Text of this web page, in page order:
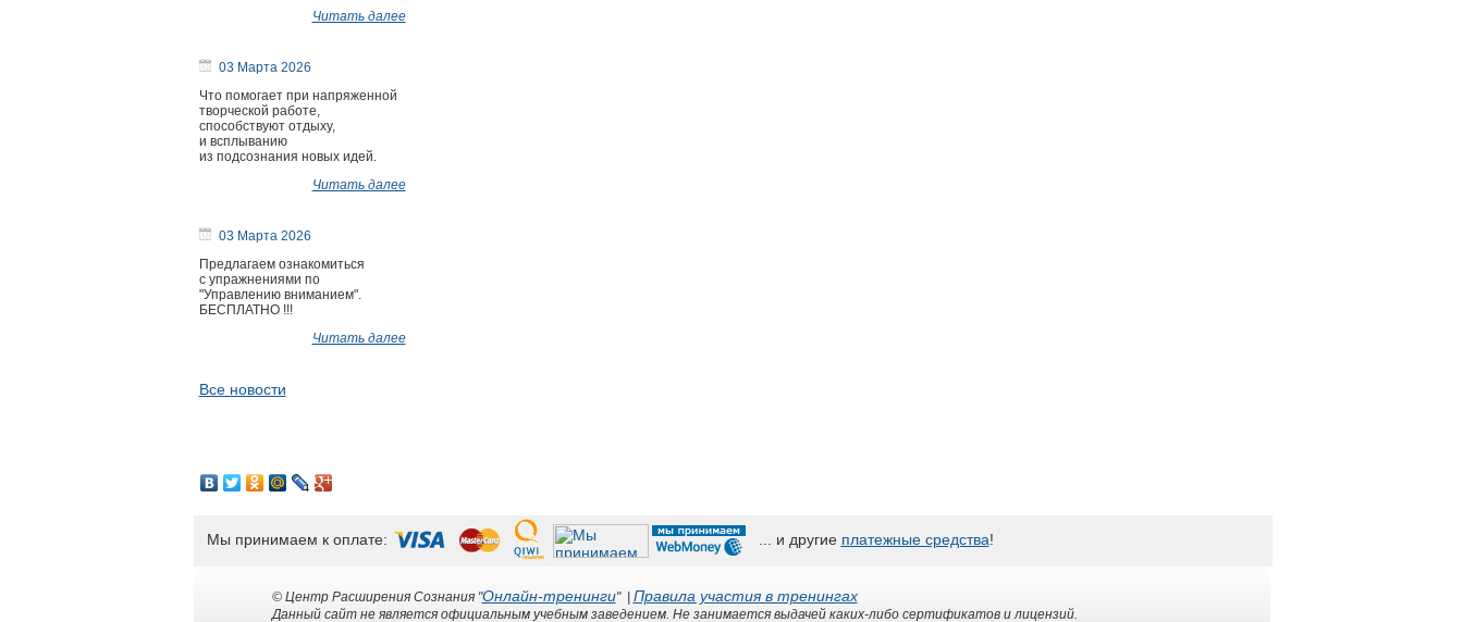
Читать далее
03 Марта 2026
Что помогает при напряженной
творческой работе,
способствуют отдыху,
и всплыванию
из подсознания новых идей.
Читать далее
03 Марта 2026
Предлагаем ознакомиться
с упражнениями по
"Управлению вниманием".
БЕСПЛАТНО !!!
Читать далее
Все новости
Мы принимаем к оплате: ... и другие платежные средства!
© Центр Расширения Сознания "Онлайн-тренинги" | Правила участия в тренингах
Данный сайт не является официальным учебным заведением. Не занимается выдачей каких-либо сертификатов и лицензий.